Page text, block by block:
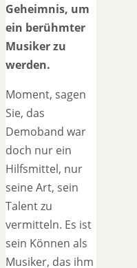
Geheimnis, um
ein berühmter
Musiker zu
werden.
Moment, sagen
Sie, das
Demoband war
doch nur ein
Hilfsmittel, nur
seine Art, sein
Talent zu
vermitteln. Es ist
sein Können als
Musiker, das ihm